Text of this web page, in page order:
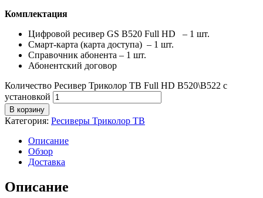
Комплектация
Цифровой ресивер GS B520 Full HD – 1 шт.
Смарт-карта (карта доступа) – 1 шт.
Справочник абонента – 1 шт.
Абонентский договор
Количество Ресивер Триколор ТВ Full HD B520\B522 с
установкой
В корзину
Категория: Ресиверы Триколор ТВ
Описание
Обзор
Доставка
Описание